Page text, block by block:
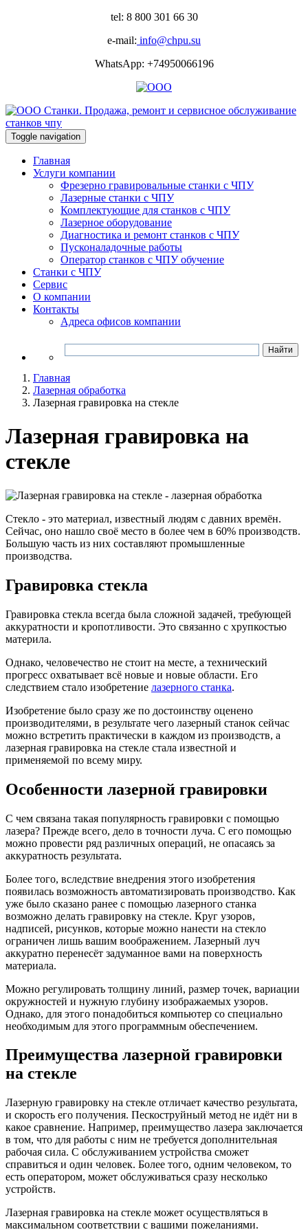
tel: 8 800 301 66 30
e-mail: info@chpu.su
WhatsApp: +74950066196
Toggle navigation
Главная
Услуги компании
Фрезерно гравировальные станки с ЧПУ
Лазерные станки с ЧПУ
Комплектующие для станков с ЧПУ
Лазерное оборудование
Диагностика и ремонт станков с ЧПУ
Пусконаладочные работы
Оператор станков с ЧПУ обучение
Станки с ЧПУ
Сервис
О компании
Контакты
Адреса офисов компании
Главная
Лазерная обработка
Лазерная гравировка на стекле
Лазерная гравировка на
стекле
Стекло - это материал, известный людям с давних времён.
Сейчас, оно нашло своё место в более чем в 60% производств.
Большую часть из них составляют промышленные
производства.
Гравировка стекла
Гравировка стекла всегда была сложной задачей, требующей
аккуратности и кропотливости. Это связанно с хрупкостью
материла.
Однако, человечество не стоит на месте, а технический
прогресс охватывает всё новые и новые области. Его
следствием стало изобретение лазерного станка.
Изобретение было сразу же по достоинству оценено
производителями, в результате чего лазерный станок сейчас
можно встретить практически в каждом из производств, а
лазерная гравировка на стекле стала известной и
применяемой по всему миру.
Особенности лазерной гравировки
С чем связана такая популярность гравировки с помощью
лазера? Прежде всего, дело в точности луча. С его помощью
можно провести ряд различных операций, не опасаясь за
аккуратность результата.
Более того, вследствие внедрения этого изобретения
появилась возможность автоматизировать производство. Как
уже было сказано ранее с помощью лазерного станка
возможно делать гравировку на стекле. Круг узоров,
надписей, рисунков, которые можно нанести на стекло
ограничен лишь вашим воображением. Лазерный луч
аккуратно перенесёт задуманное вами на поверхность
материала.
Можно регулировать толщину линий, размер точек, вариации
окружностей и нужную глубину изображаемых узоров.
Однако, для этого понадобиться компьютер со специально
необходимым для этого программным обеспечением.
Преимущества лазерной гравировки
на стекле
Лазерную гравировку на стекле отличает качество результата,
и скорость его получения. Пескоструйный метод не идёт ни в
какое сравнение. Например, преимущество лазера заключается
в том, что для работы с ним не требуется дополнительная
рабочая сила. С обслуживанием устройства сможет
справиться и один человек. Более того, одним человеком, то
есть оператором, может обслуживаться сразу несколько
устройств.
Лазерная гравировка на стекле может осуществляться в
максимальном соответствии с вашими пожеланиями.